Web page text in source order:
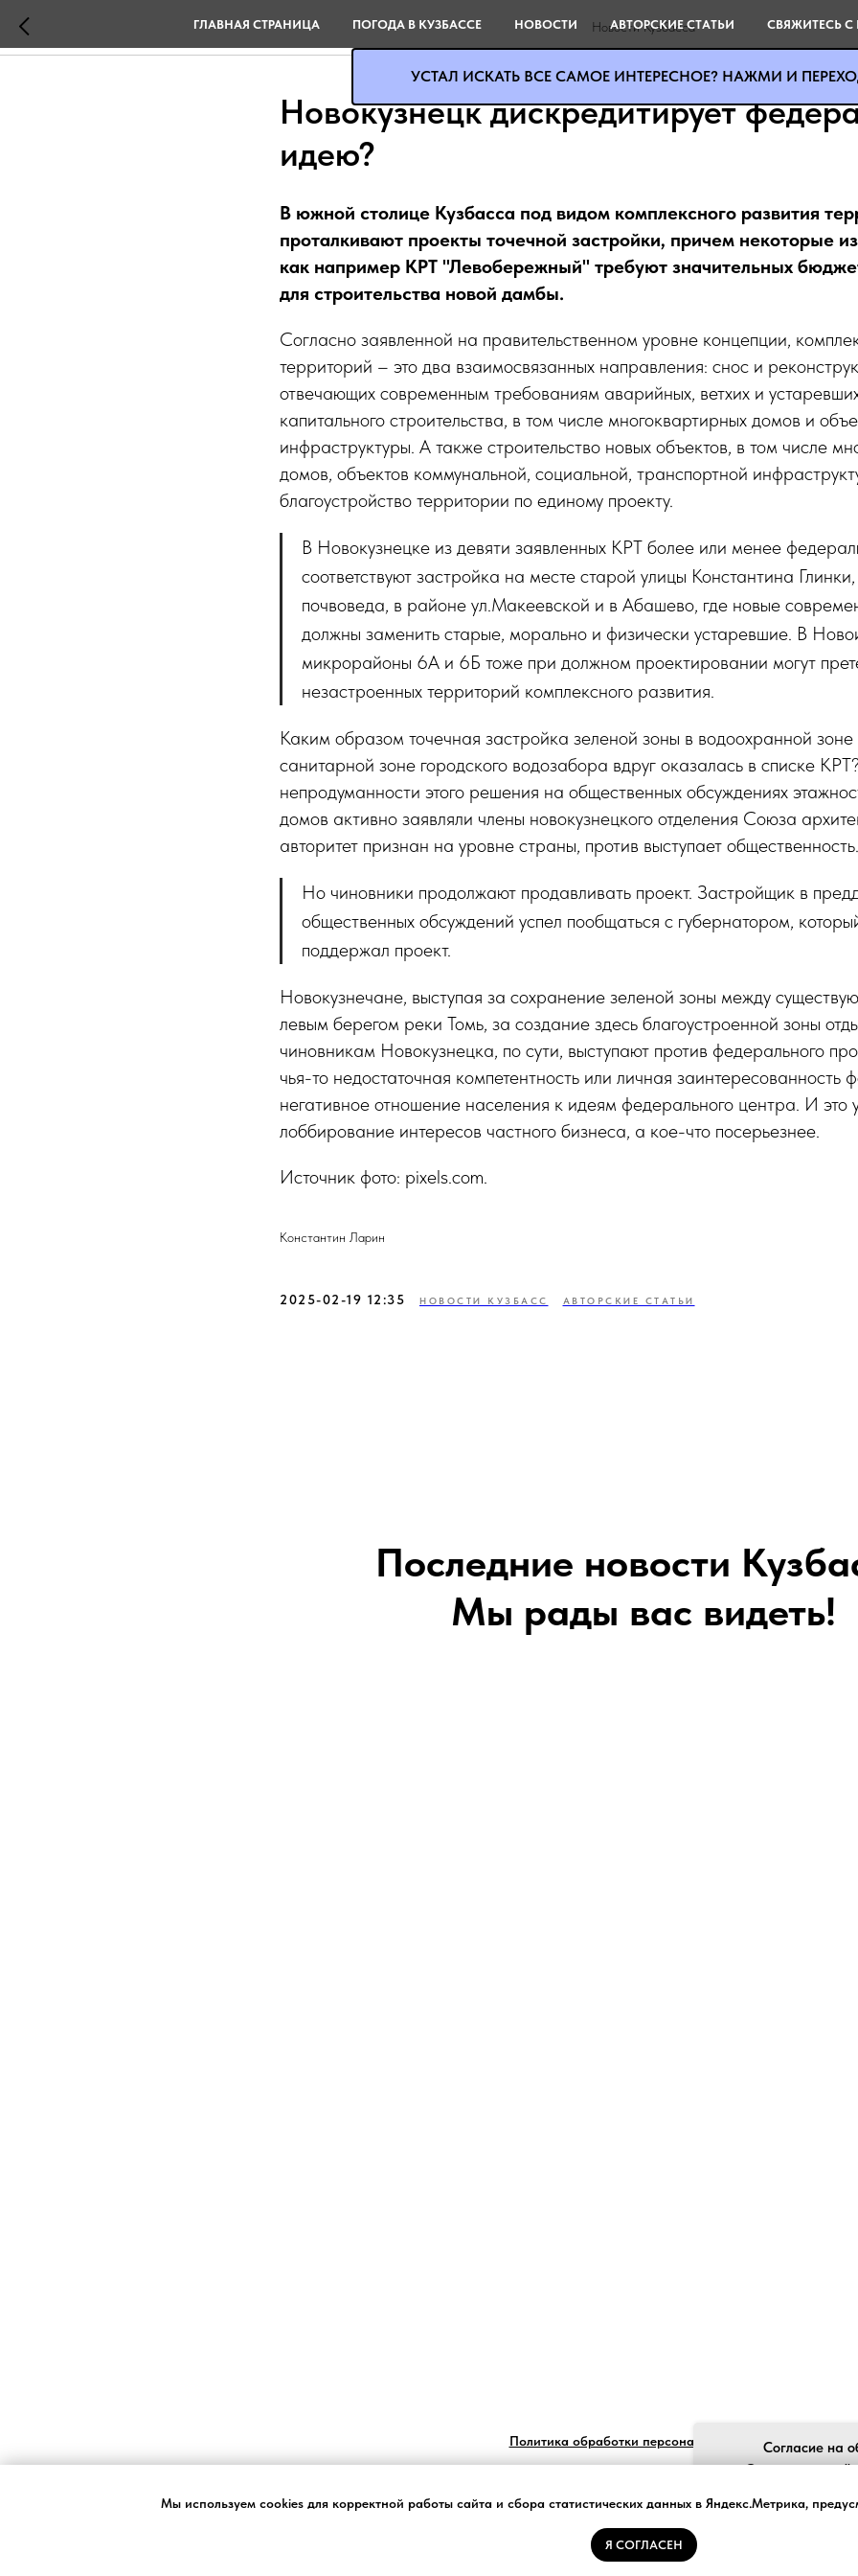
Новости Кузбасса
Новокузнецк дискредитирует
идею?
В южной столице Кузбасса под видом комплексного развития
проталкивают проекты точечной застройки, причем некоторые
как например КРТ "Левобережный" требуют значительных
для строительства новой дамбы.
Согласно заявленной на правительственном уровне концепции,
территорий – это два взаимосвязанных направления: снос и
отвечающих современным требованиям аварийных, ветхих и
капитального строительства, в том числе многоквартирных домов и
инфраструктуры. А также строительство новых объектов, в том числе
домов, объектов коммунальной, социальной, транспортной
благоустройство территории по единому проекту.
В Новокузнецке из девяти заявленных КРТ более или менее
соответствуют застройка на месте старой улицы Константина
почвоведа, в районе ул.Макеевской и в Абашево, где новые
должны заменить старые, морально и физически устаревшие. В
микрорайоны 6А и 6Б тоже при должном проектировании могут
незастроенных территорий комплексного развития.
Каким образом точечная застройка зеленой зоны в водоохранной
санитарной зоне городского водозабора вдруг оказалась в списке
непродуманности этого решения на общественных обсуждениях
домов активно заявляли члены новокузнецкого отделения Союза
авторитет признан на уровне страны, против выступает общественность.
Но чиновники продолжают продавливать проект. Застройщик в
общественных обсуждений успел пообщаться с губернатором,
поддержал проект.
Новокузнечане, выступая за сохранение зеленой зоны между
левым берегом реки Томь, за создание здесь благоустроенной зоны
чиновникам Новокузнецка, по сути, выступают против федерального
чья-то недостаточная компетентность или личная заинтересованность
негативное отношение населения к идеям федерального центра. И это
лоббирование интересов частного бизнеса, а кое-что посерьезнее.
Источник фото: pixels.com.
Константин Ларин
2025-02-19 12:35 НОВОСТИ КУЗБАСС АВТОРСКИЕ СТАТЬИ
ГЛАВНАЯ СТРАНИЦА ПОГОДА В КУЗБАССЕ НОВОСТИ АВТОРСКИЕ СТАТЬИ СВЯЖИТЕСЬ
УСТАЛ ИСКАТЬ ВСЕ САМОЕ ИНТЕРЕСНОЕ? НАЖМИ И
Последние новости
Мы рады вас видеть!
Политика обработки персональных данныхСогласие на
Ставя отметку
законом №152-ФЗ
Мы используем cookies для корректной работы сайта и сбора статистических данных в Яндекс.Метрика,
Я СОГЛАСЕН
Made on Tilda